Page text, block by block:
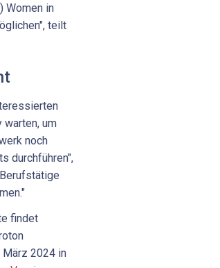
Women in
teilt
warten, um
noch
durchführen",
findet
2024 in